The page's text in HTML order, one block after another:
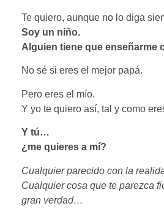
Te quiero, aunque no lo diga
Soy un niño.
Alguien tiene que enseñarme
No sé si eres el mejor papá.
Pero eres el mío.
Y yo te quiero así, tal y como
Y tú…
¿me quieres a mí?
Cualquier parecido con la
Cualquier cosa que te parezca
gran verdad…